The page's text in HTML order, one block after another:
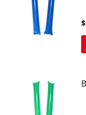
$